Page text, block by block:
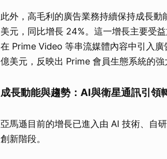
此外，高毛利的廣告業務持續保持成長
美元，同比增長 24%。這一增長主要受
在 Prime Video 等串流媒體內容中引入廣
億美元，反映出 Prime 會員生態系統的強
成長動能與趨勢：AI與衛星通訊引領
亞馬遜目前的增長已進入由 AI 技術、自
創新階段。